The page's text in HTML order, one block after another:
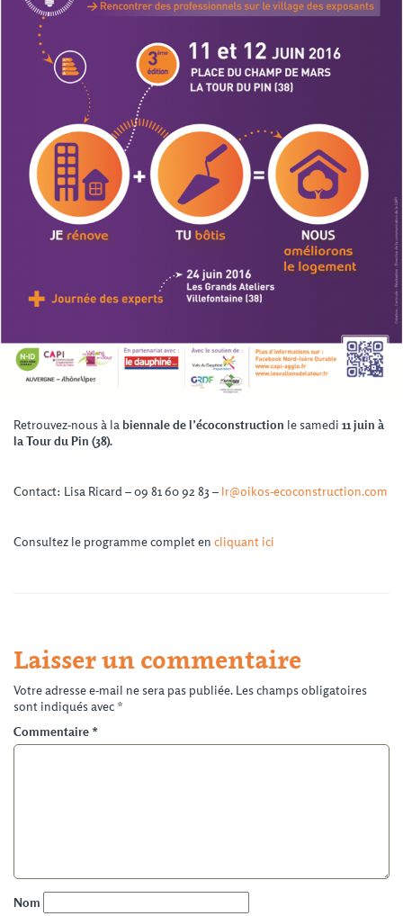
Retrouvez-nous à labiennale de l’écoconstruction le samedi 11 juin à
la Tour du Pin (38).
Contact: Lisa Ricard – 09 81 60 92 83 – lr@oikos-ecoconstruction.com
Consultez le programme complet en cliquant ici
Laisser un commentaire
Votre adresse e-mail ne sera pas publiée. Les champs obligatoires
sont indiqués avec *
Commentaire *
Nom